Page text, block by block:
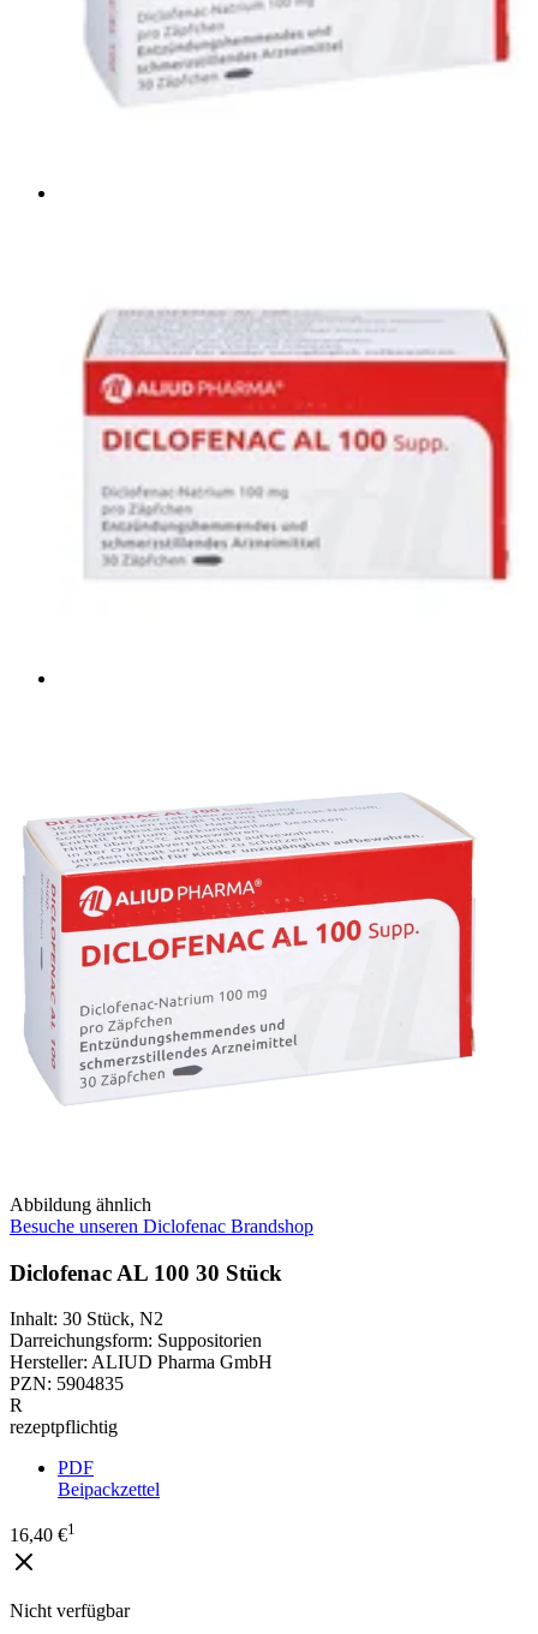
Abbildung ähnlich
Besuche unseren Diclofenac Brandshop
Diclofenac AL 100 30 Stück
Inhalt: 30 Stück, N2
Darreichungsform: Suppositorien
Hersteller: ALIUD Pharma GmbH
PZN: 5904835
R
rezeptpflichtig
PDF
Beipackzettel
16,40 €1
Nicht verfügbar